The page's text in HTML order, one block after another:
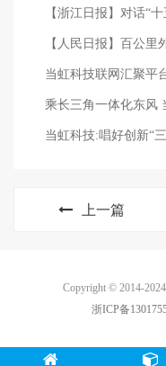
当虹科技联网汇聚平
乘长三角一体化东风
当虹科技:唱好创新“
上一篇
Copyright © 2014-
浙ICP备